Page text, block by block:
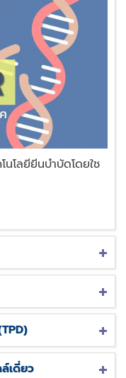
นโลยียีนบำบัดโดยใช
เดี่ยว